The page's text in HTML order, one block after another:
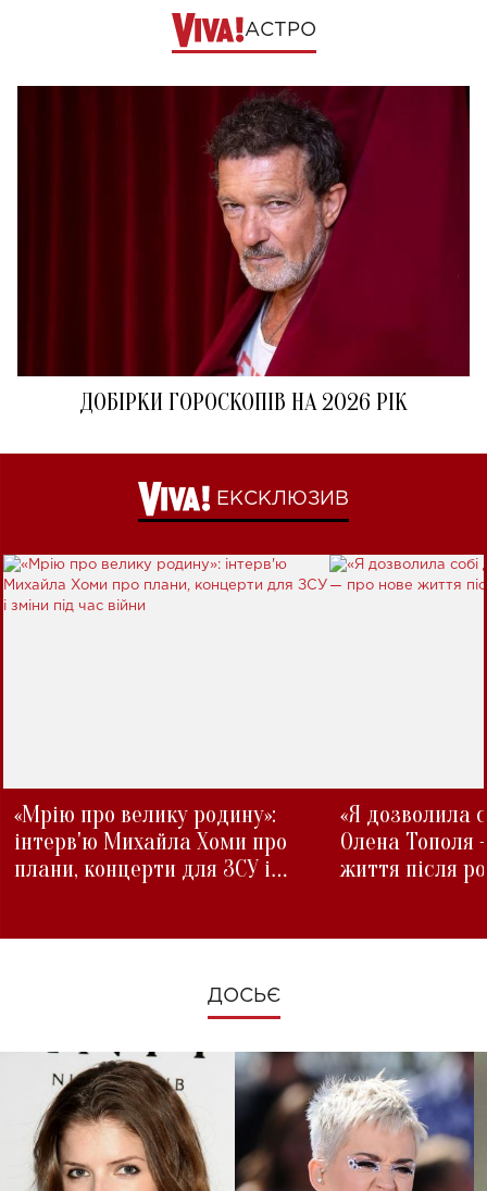
АСТРО
ДОБІРКИ ГОРОСКОПІВ НА 2026 РІК
ЕКСКЛЮЗИВ
«Мрію про велику родину»:
інтерв'ю Михайла Хоми про
плани, концерти для ЗСУ і
«Я дозволила
Олена Тополя
життя після
ДОСЬЄ